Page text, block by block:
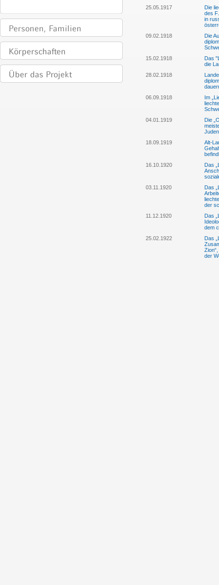
25.05.1917
Die
des
in
09.02.1918
Die
15.02.1918
Das
die
28.02.1918
06.09.1918
Im
04.01.1919
Die
18.09.1919
Alt-
16.10.1920
Das
03.11.1920
Das
der
11.12.1920
Das
dem
25.02.1922
Das
der